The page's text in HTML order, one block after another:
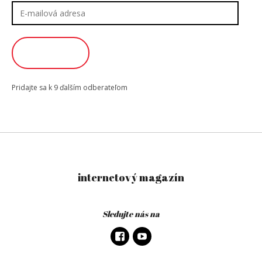
adresa
Pridajte sa k 9 ďalším odberateľom
internetový magazín
Sledujte nás na